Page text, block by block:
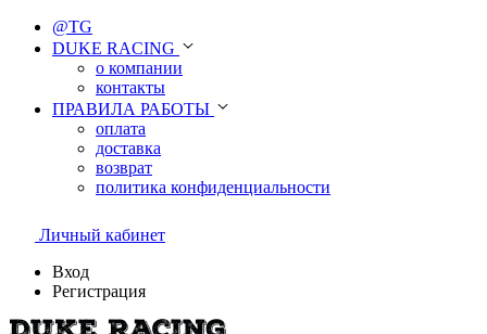
@TG
DUKE RACING
о компании
контакты
ПРАВИЛА РАБОТЫ
оплата
доставка
возврат
политика конфиденциальности
Личный кабинет
Вход
Регистрация